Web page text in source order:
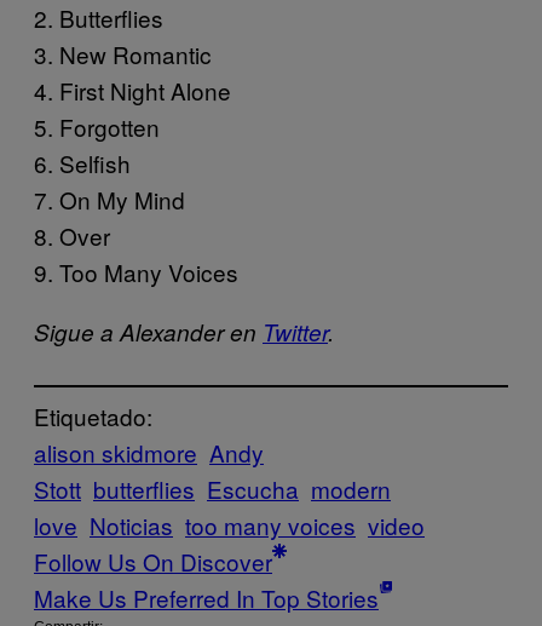
2. Butterflies
3. New Romantic
4. First Night Alone
5. Forgotten
6. Selfish
7. On My Mind
8. Over
9. Too Many Voices
Sigue a Alexander en Twitter.
Etiquetado:
alison skidmore Andy
Stott butterflies Escucha modern
love Noticias too many voices video
Follow Us On Discover
Make Us Preferred In Top Stories